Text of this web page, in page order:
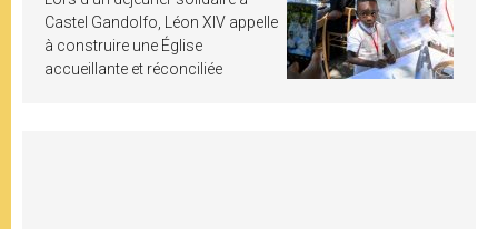
Castel Gandolfo, Léon XIV appelle
à construire une Église
accueillante et réconciliée